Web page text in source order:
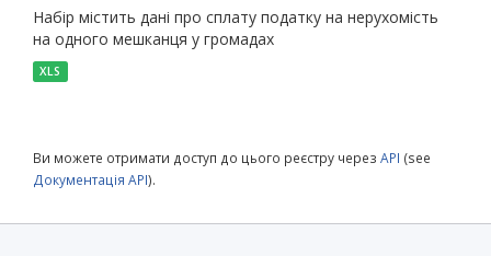
Набір містить дані про сплату податку на нерухомість
на одного мешканця у громадах
XLS
Ви можете отримати доступ до цього реєстру через API (see
Документація API).